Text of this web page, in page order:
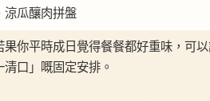
涼瓜釀肉拼盤
果你平時成日覺得餐餐都好重味，可
清口」嘅固定安排。